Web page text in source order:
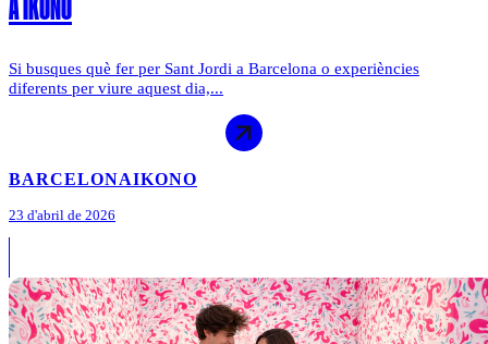
A IKONO
Si busques què fer per Sant Jordi a Barcelona o experiències
diferents per viure aquest dia,...
BARCELONAIKONO
23 d'abril de 2026